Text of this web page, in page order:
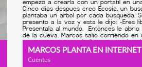
MARCOS PLANTA EN INTERNET
Cuentos